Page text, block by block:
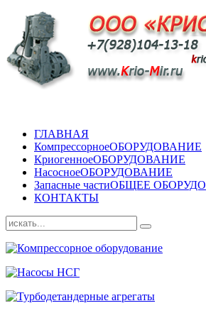
ГЛАВНАЯ
КомпрессорноеОБОРУДОВАНИЕ
КриогенноеОБОРУДОВАНИЕ
НасосноеОБОРУДОВАНИЕ
Запасные частиОБЩЕЕ
КОНТАКТЫ